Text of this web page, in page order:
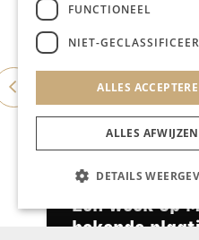
REIZEN
Een week op
bekende
FUNCTIONEEL
NIET-
ALLES
ALLES AFWIJZEN
DETAILS